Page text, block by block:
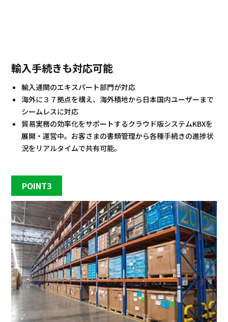
輸入手続きも対応可能
輸入通関のエキスパート部門が対応
海外に３７拠点を構え、海外積地から日本国内ユーザーまで
シームレスに対応
貿易実務の効率化をサポートするクラウド版システムKBXを
展開・運営中。お客さまの書類管理から各種手続きの進捗状
況をリアルタイムで共有可能。
POINT3